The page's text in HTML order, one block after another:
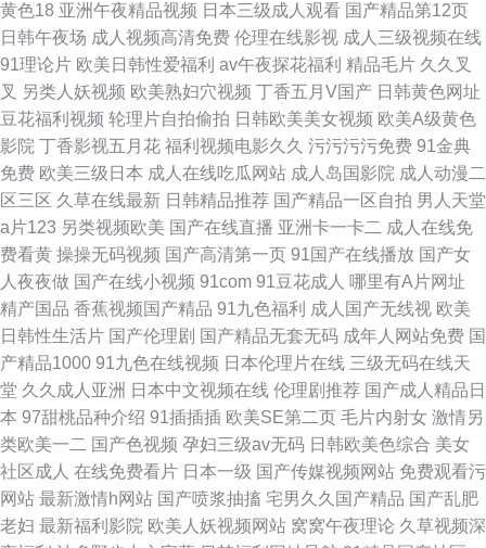
黄色18 亚洲午夜精品视频 日本三级成人观看 国产精品第12页
日韩午夜场 成人视频高清免费 伦理在线影视 成人三级视频在线
91理论片 欧美日韩性爱福利 av午夜探花福利 精品毛片 久久叉
叉 另类人妖视频 欧美熟妇穴视频 丁香五月V国产 日韩黄色网址
豆花福利视频 轮理片自拍偷拍 日韩欧美美女视频 欧美A级黄色
影院 丁香影视五月花 福利视频电影久久 污污污污免费 91金典
免费 欧美三级日本 成人在线吃瓜网站 成人岛国影院 成人动漫二
区三区 久草在线最新 日韩精品推荐 国产精品一区自拍 男人天堂
a片123 另类视频欧美 国产在线直播 亚洲卡一卡二 成人在线免
费看黄 操操无码视频 国产高清第一页 91国产在线播放 国产女
人夜夜做 国产在线小视频 91com 91豆花成人 哪里有A片网址
精产国品 香蕉视频国产精品 91九色福利 成人国产无线视 欧美
日韩性生活片 国产伦理剧 国产精品无套无码 成年人网站免费 国
产精品1000 91九色在线视频 日本伦理片在线 三级无码在线天
堂 久久成人亚洲 日本中文视频在线 伦理剧推荐 国产成人精品日
本 97甜桃品种介绍 91插插插 欧美SE第二页 毛片内射女 激情另
类欧美一二 国产色视频 孕妇三级av无码 日韩欧美色综合 美女
社区成人 在线免费看片 日本一级 国产传媒视频网站 免费观看污
网站 最新激情h网站 国产喷浆抽搐 宅男久久国产精品 国产乱肥
老妇 最新福利影院 欧美人妖视频网站 窝窝午夜理论 久草视频深